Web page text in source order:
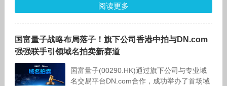
阅读更多
国富量子战略布局落子！旗下公司香港中拍与DN.com
强强联手引领域名拍卖新赛道
国富量子(00290.HK)通过旗下公司与专业域
名交易平台DN.com合作，成功举办了首场域